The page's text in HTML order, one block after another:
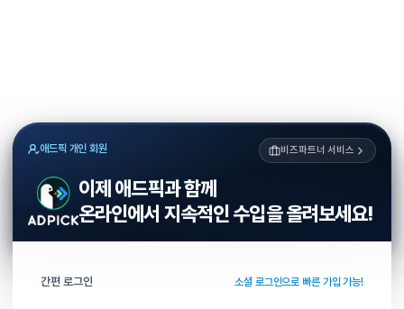
애드픽 개인 회원 비즈파트너 서비스
이제 애드픽과 함께
온라인에서 지속적인 수입을 올려보세요!
간편 로그인 소셜 로그인으로 빠른 가입 가능!